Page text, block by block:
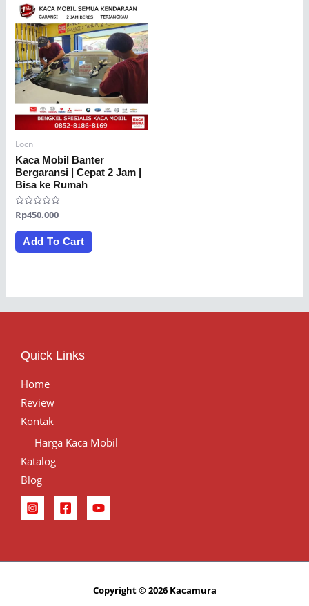
Locn
Kaca Mobil Banter
Bergaransi | Cepat 2 Jam |
Bisa ke Rumah
Rated
0
out
Rp450.000
Add To Cart
Quick Links
Home
Review
Kontak
Harga Kaca Mobil
Katalog
Blog
Copyright © 2026 Kacamura